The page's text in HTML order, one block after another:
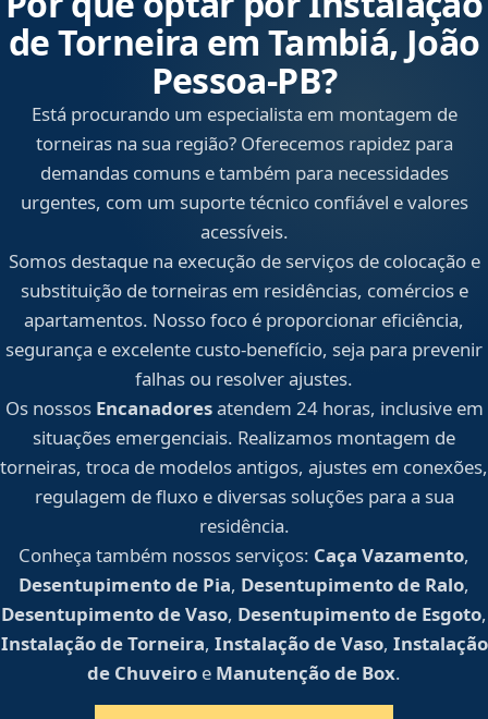
de Torneira em Tambiá, João
Pessoa‑PB?
Está procurando um especialista em montagem de
torneiras na sua região? Oferecemos rapidez para
demandas comuns e também para necessidades
urgentes, com um suporte técnico confiável e valores
acessíveis.
Somos destaque na execução de serviços de colocação e
substituição de torneiras em residências, comércios e
apartamentos. Nosso foco é proporcionar eficiência,
segurança e excelente custo-benefício, seja para prevenir
falhas ou resolver ajustes.
Os nossos Encanadoresatendem 24 horas, inclusive em
situações emergenciais. Realizamos montagem de
torneiras, troca de modelos antigos, ajustes em conexões,
regulagem de fluxo e diversas soluções para a sua
residência.
Conheça também nossos serviços: Caça Vazamento,
Desentupimento de Pia, Desentupimento de Ralo,
Desentupimento de Vaso, Desentupimento de Esgoto,
Instalação de Torneira, Instalação de Vaso, Instalação
de Chuveiro e Manutenção de Box.